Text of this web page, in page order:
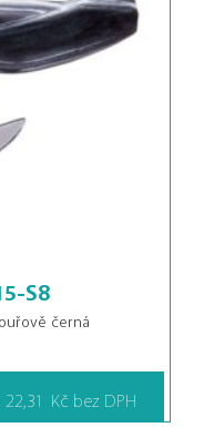
S8
černá
22,31 Kč bez DPH